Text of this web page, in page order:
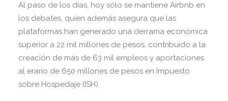
Al paso de los días, hoy sólo se mantiene Airbnb en
los debates, quien además asegura que las
plataformas han generado una derrama económica
superior a 22 mil millones de pesos, contribuido a la
creación de más de 63 mil empleos y aportaciones
al erario de 650 millones de pesos en Impuesto
sobre Hospedaje (ISH).